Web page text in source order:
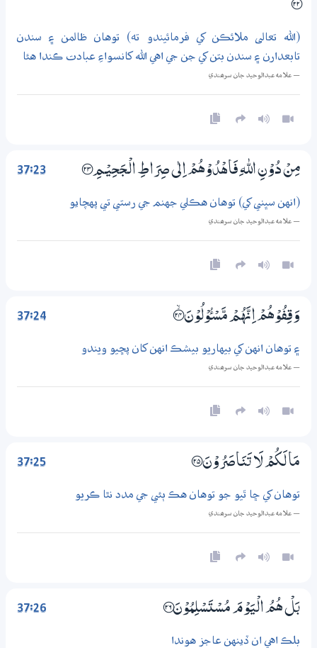
؀ۙ22
(الله تعالى ملائڪن کي فرمائيندو ته) توهان ظالمن ۽ سندن
تابعدارن ۽ سندن بتن کي جن جي اهي الله کانسواءِ عبادت ڪندا هئا
— علامه عبدالوحيد جان سرھندي
37:23 مِنْ دُوْنِ اللّٰهِ فَاهْدُوْهُمْ اِلٰى صِرَاطِ الْـجَحِيْـمِ ؀23
(انهن سڀني کي) توهان هڪلي جهنم جي رستي تي پهچايو
— علامه عبدالوحيد جان سرھندي
37:24 وَقِفُوْهُمْ اِنَّهُمْ مَّسْـُٔـوْلُوْنَ ؀ۙ24
۽ توهان انهن کي بيهاريو بيشڪ انهن کان پڇيو ويندو
— علامه عبدالوحيد جان سرھندي
37:25 مَا لَكُمْ لَا تَنَاصَرُوْنَ ؀25
توهان کي ڇا ٿيو جو توهان هڪ ٻئي جي مدد نٿا ڪريو
— علامه عبدالوحيد جان سرھندي
37:26 بَلْ هُمُ الْيَوْمَ مُسْتَسْلِمُوْنَ ؀26
بلڪ اهي ان ڏينهن عاجز هوندا